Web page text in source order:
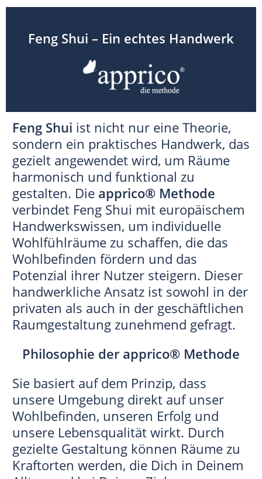
Feng Shui – Ein echtes Handwerk
Feng Shui ist nicht nur eine Theorie,
sondern ein praktisches Handwerk, das
gezielt angewendet wird, um Räume
harmonisch und funktional zu
gestalten. Die apprico® Methode
verbindet Feng Shui mit europäischem
Handwerkswissen, um individuelle
Wohlfühlräume zu schaffen, die das
Wohlbefinden fördern und das
Potenzial ihrer Nutzer steigern. Dieser
handwerkliche Ansatz ist sowohl in der
privaten als auch in der geschäftlichen
Raumgestaltung zunehmend gefragt.
Philosophie der apprico® Methode
Sie basiert auf dem Prinzip, dass
unsere Umgebung direkt auf unser
Wohlbefinden, unseren Erfolg und
unsere Lebensqualität wirkt. Durch
gezielte Gestaltung können Räume zu
Kraftorten werden, die Dich in Deinem